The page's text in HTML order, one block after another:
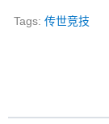
Tags:传世竞技